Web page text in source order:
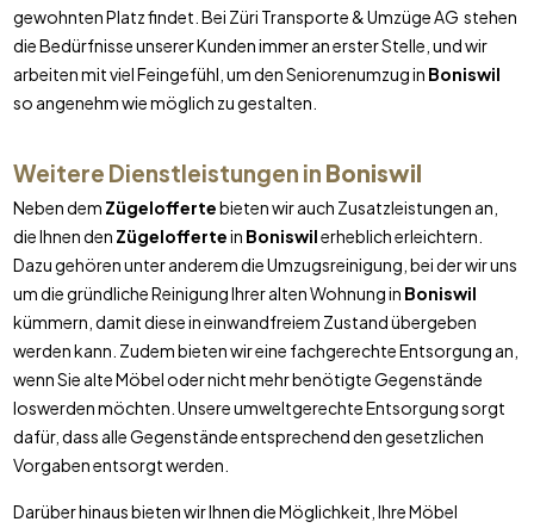
gewohnten Platz findet. Bei Züri Transporte & Umzüge AG stehen
die Bedürfnisse unserer Kunden immer an erster Stelle, und wir
arbeiten mit viel Feingefühl, um den Seniorenumzug in Boniswil
so angenehm wie möglich zu gestalten.
Weitere Dienstleistungen in Boniswil
Neben dem Zügeloffertebieten wir auch Zusatzleistungen an,
die Ihnen den Zügeloffertein Boniswilerheblich erleichtern.
Dazu gehören unter anderem die Umzugsreinigung, bei der wir uns
um die gründliche Reinigung Ihrer alten Wohnung in Boniswil
kümmern, damit diese in einwandfreiem Zustand übergeben
werden kann. Zudem bieten wir eine fachgerechte Entsorgung an,
wenn Sie alte Möbel oder nicht mehr benötigte Gegenstände
loswerden möchten. Unsere umweltgerechte Entsorgung sorgt
dafür, dass alle Gegenstände entsprechend den gesetzlichen
Vorgaben entsorgt werden.
Darüber hinaus bieten wir Ihnen die Möglichkeit, Ihre Möbel